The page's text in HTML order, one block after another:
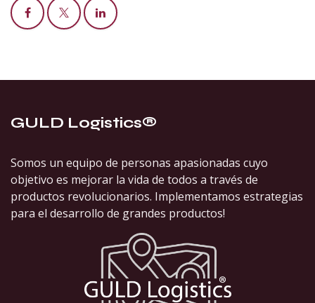
GULD Logistics®
Somos un equipo de personas apasionadas cuyo
objetivo es mejorar la vida de todos a través de
productos revolucionarios. Implementamos estrategias
para el desarrollo de grandes productos!